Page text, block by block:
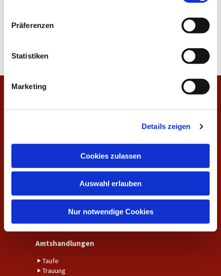
Präferenzen
Statistiken
Marketing
Details zeigen
Cookies zulassen
Auswahl erlauben
Nur notwendige Cookies
Aktuelles
Fundraising
Kalender
Amtshandlungen
Taufe
Trauung